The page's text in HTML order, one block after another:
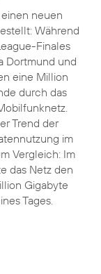
neuen
Während
Finales
Dortmund und
eine Million
durch das
Trend der
im
Vergleich: Im
das Netz den
Gigabyte
Tages.